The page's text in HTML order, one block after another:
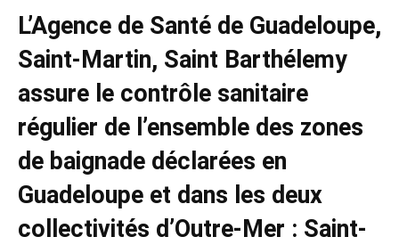
L’Agence de Santé de Guadeloupe,
Saint-Martin, Saint Barthélemy
assure le contrôle sanitaire
régulier de l’ensemble des zones
de baignade déclarées en
Guadeloupe et dans les deux
collectivités d’Outre-Mer : Saint-